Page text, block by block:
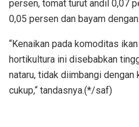
persen, tomat turut andil 0,07
0,05 persen dan bayam
“Kenaikan pada komoditas
hortikultura ini disebabkan
nataru, tidak diimbangi
cukup,“ tandasnya.(*/saf)